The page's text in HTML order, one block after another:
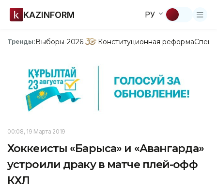
KAZINFORM РУ
Тренды:Выборы-2026 Конституционная реформа
00:08, 19 Марта 2019
Хоккеисты «Барыса» и «Авангарда»
устроили драку в матче плей-офф
КХЛ